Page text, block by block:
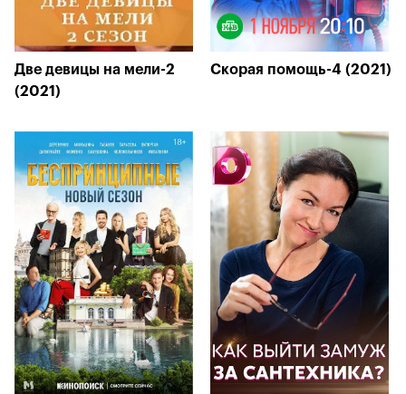
Две девицы на мели-2
(2021)
Скорая помощь-4 (2021)